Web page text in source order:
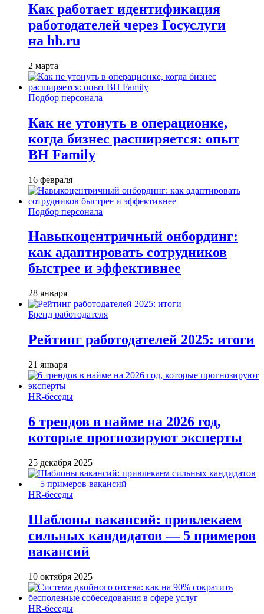
Как работает идентификация
работодателей через Госуслуги
на hh.ru
2 марта
Подбор персонала
Как не утонуть в операционке,
когда бизнес расширяется: опыт
BH Family
16 февраля
Подбор персонала
Навыкоцентричный онбординг:
как адаптировать сотрудников
быстрее и эффективнее
28 января
Бренд работодателя
Рейтинг работодателей 2025: итоги
21 января
HR-беседы
6 трендов в найме на 2026 год,
которые прогнозируют эксперты
25 декабря 2025
HR-беседы
Шаблоны вакансий: привлекаем
сильных кандидатов — 5 примеров
вакансий
10 октября 2025
HR-беседы